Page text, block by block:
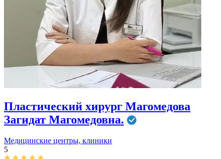
Пластический хирург Магомедова
Загидат Магомедовна.
Медицинские центры, клиники
5